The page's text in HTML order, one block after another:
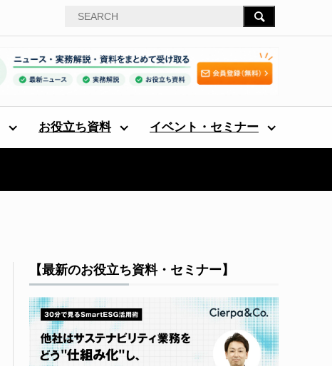
お役立ち資料 イベント・セミナー
【最新のお役立ち資料・セミナー】